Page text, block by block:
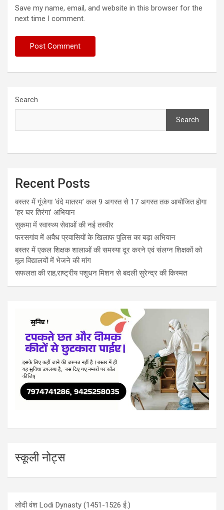
Save my name, email, and website in this browser for the
next time I comment.
Search
Search
Recent Posts
बस्तर में गूंजेगा ‘वंदे मातरम’ कल 9 अगस्त से 17 अगस्त तक आयोजित होगा
‘हर घर तिरंगा’ अभियान
सुकमा में स्वास्थ्य सेवाओं की नई तस्वीर
फरसगांव में अवैध प्रवासियों के खिलाफ पुलिस का बड़ा अभियान
बस्तर में एकल शिक्षक शालाओं की समस्या दूर करने एवं संलग्न शिक्षकों को
मूल विद्यालयों में भेजने की मांग
सफलता की राह,राष्ट्रीय पशुधन मिशन से बदली सुरेन्द्र की किस्मत
स्कूली नोट्स
लोदी वंश Lodi Dynasty (1451-1526 ई.)